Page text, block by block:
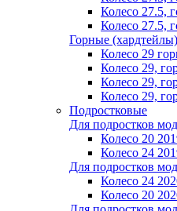
Колесо 27.5,
Колесо 27.5,
Горные
Колесо 29
Колесо 29,
Колесо 29,
Колесо 29,
Подростковые
Для подростков
Колесо 20
Колесо 24
Для подростков
Колесо 24
Колесо 20